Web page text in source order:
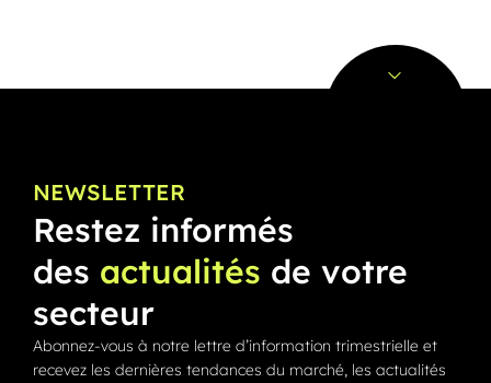
NEWSLETTER
Restez informés
des actualités de votre
secteur
Abonnez-vous à notre lettre d’information trimestrielle et
recevez les dernières tendances du marché, les actualités